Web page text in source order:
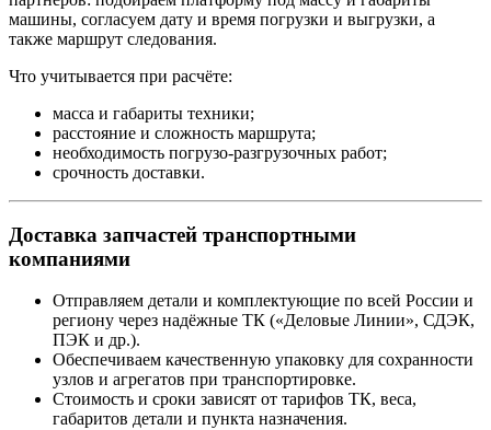
машины, согласуем дату и время погрузки и выгрузки, а
также маршрут следования.
Что учитывается при расчёте:
масса и габариты техники;
расстояние и сложность маршрута;
необходимость погрузо-разгрузочных работ;
срочность доставки.
Доставка запчастей транспортными
компаниями
Отправляем детали и комплектующие по всей России и
региону через надёжные ТК («Деловые Линии», СДЭК,
ПЭК и др.).
Обеспечиваем качественную упаковку для сохранности
узлов и агрегатов при транспортировке.
Стоимость и сроки зависят от тарифов ТК, веса,
габаритов детали и пункта назначения.